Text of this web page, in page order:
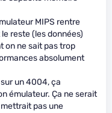
MIPS rentre
reste (les données)
on ne sait pas trop
absolument
un 4004, ça
émulateur. Ça ne serait
pas une